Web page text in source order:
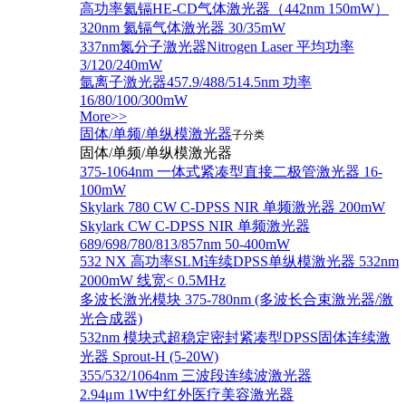
高功率氦镉HE-CD气体激光器（442nm 150mW）
320nm 氦镉气体激光器 30/35mW
337nm氮分子激光器Nitrogen Laser 平均功率
3/120/240mW
氩离子激光器457.9/488/514.5nm 功率
16/80/100/300mW
More>>
固体/单频/单纵模激光器子分类
固体/单频/单纵模激光器
375-1064nm 一体式紧凑型直接二极管激光器 16-
100mW
Skylark 780 CW C-DPSS NIR 单频激光器 200mW
Skylark CW C-DPSS NIR 单频激光器
689/698/780/813/857nm 50-400mW
532 NX 高功率SLM连续DPSS单纵模激光器 532nm
2000mW 线宽< 0.5MHz
多波长激光模块 375-780nm (多波长合束激光器/激
光合成器)
532nm 模块式超稳定密封紧凑型DPSS固体连续激
光器 Sprout-H (5-20W)
355/532/1064nm 三波段连续波激光器
2.94μm 1W中红外医疗美容激光器